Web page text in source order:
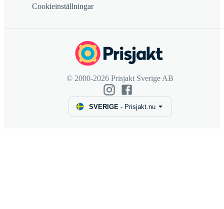
Cookieinställningar
© 2000-2026 Prisjakt Sverige AB
SVERIGE - Prisjakt.nu